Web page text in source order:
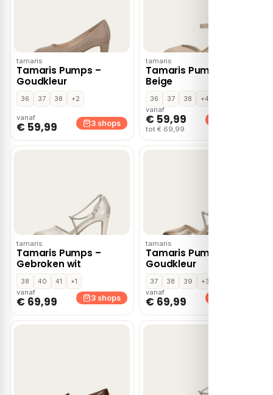
tamaris
Tamaris Pumps –
Goudkleur
36 37 38 +2
vanaf
€ 59,99 3 shops
tamaris
Tamaris Pumps –
Beige
36 37 38
+4
vanaf
€ 59,99
tot € 69,99
tamaris
Tamaris Pumps –
Gebroken wit
38 40 41
+1
vanaf
€ 69,99 3 shops
tamaris
Tamaris Pumps –
Goudkleur
37 38 39
+3
vanaf
€ 69,99